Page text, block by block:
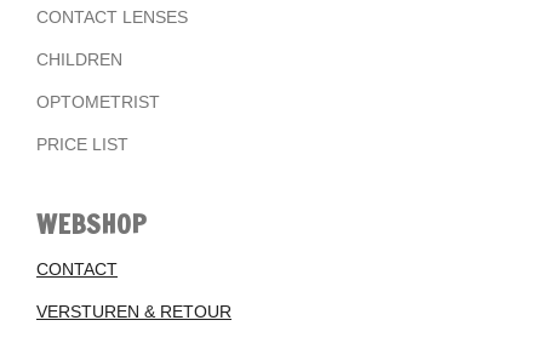
CONTACT LENSES
CHILDREN
OPTOMETRIST
PRICE LIST
WEBSHOP
CONTACT
VERSTUREN & RETOUR